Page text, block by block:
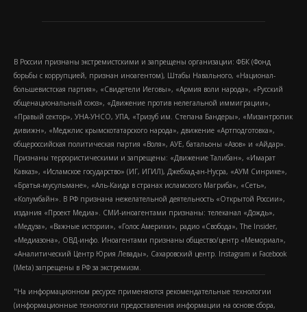
В России признаны экстремистскими и запрещены организации: ФБК (Фонд
борьбы с коррупцией, признан иноагентом), Штабы Навального, «Национал-
большевистская партия», «Свидетели Иеговы», «Армия воли народа», «Русский
общенациональный союз», «Движение против нелегальной иммиграции»,
«Правый сектор», УНА-УНСО, УПА, «Тризуб им. Степана Бандеры», «Мизантропик
дивижн», «Меджлис крымскотатарского народа», движение «Артподготовка»,
общероссийская политическая партия «Воля», АУЕ, батальоны «Азов» и «Айдар».
Признаны террористическими и запрещены: «Движение Талибан», «Имарат
Кавказ», «Исламское государство» (ИГ, ИГИЛ), Джебхад-ан-Нусра, «АУМ Синрике»,
«Братья-мусульмане», «Аль-Каида в странах исламского Магриба», «Сеть»,
«Колумбайн». В РФ признана нежелательной деятельность «Открытой России»,
издания «Проект Медиа». СМИ-иноагентами признаны: телеканал «Дождь»,
«Медуза», «Важные истории», «Голос Америки», радио «Свобода», The Insider,
«Медиазона», ОВД-инфо. Иноагентами признаны общество/центр «Мемориал»,
«Аналитический Центр Юрия Левады», Сахаровский центр. Instagram и Facebook
(Metа) запрещены в РФ за экстремизм.
"На информационном ресурсе применяются рекомендательные технологии
(информационные технологии предоставления информации на основе сбора,